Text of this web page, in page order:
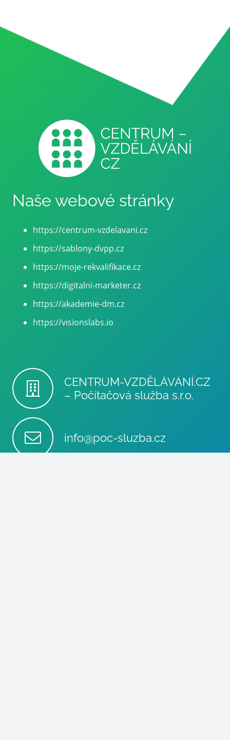
Naše webové stránky
https://centrum-vzdelavani.cz
https://sablony-dvpp.cz
https://moje-rekvalifikace.cz
https://digitalni-marketer.cz
https://akademie-dm.cz
https://visionslabs.io
CENTRUM-VZDĚLÁVÁNÍ.CZ
– Počítačová služba s.r.o.
info@poc-sluzba.cz